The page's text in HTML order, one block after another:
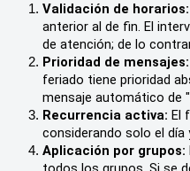
Validación de horarios:
anterior al de fin. El
de atención; de lo
Prioridad de mensajes:
feriado tiene prioridad
mensaje automático de
Recurrencia activa: El
considerando solo el día
Aplicación por grupos: